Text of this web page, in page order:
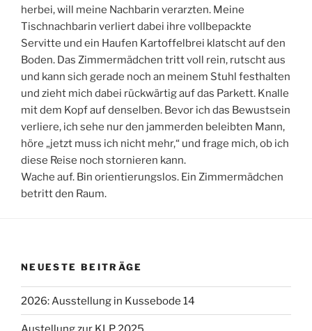
herbei, will meine Nachbarin verarzten. Meine
Tischnachbarin verliert dabei ihre vollbepackte
Servitte und ein Haufen Kartoffelbrei klatscht auf den
Boden. Das Zimmermädchen tritt voll rein, rutscht aus
und kann sich gerade noch an meinem Stuhl festhalten
und zieht mich dabei rückwärtig auf das Parkett. Knalle
mit dem Kopf auf denselben. Bevor ich das Bewustsein
verliere, ich sehe nur den jammerden beleibten Mann,
höre „jetzt muss ich nicht mehr,“ und frage mich, ob ich
diese Reise noch stornieren kann.
Wache auf. Bin orientierungslos. Ein Zimmermädchen
betritt den Raum.
NEUESTE BEITRÄGE
2026: Ausstellung in Kussebode 14